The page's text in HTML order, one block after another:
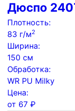
Дюспо
Плотность:
83 г/м2
Ширина:
150 см
Обработка:
WR PU Milky
Цена:
от 67 ₽